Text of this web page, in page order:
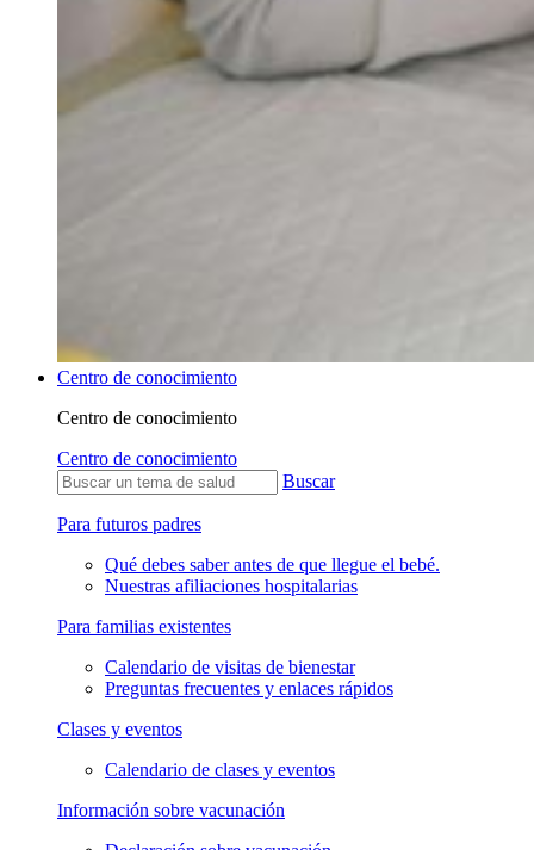
Centro de conocimiento
Centro de conocimiento
Centro de conocimiento
Buscar
Para futuros padres
Qué debes saber antes de que llegue el bebé.
Nuestras afiliaciones hospitalarias
Para familias existentes
Calendario de visitas de bienestar
Preguntas frecuentes y enlaces rápidos
Clases y eventos
Calendario de clases y eventos
Información sobre vacunación